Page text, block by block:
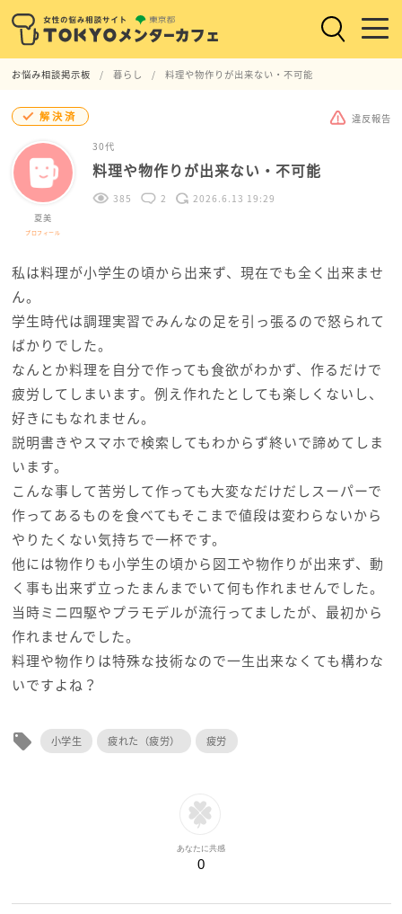
お悩み相談掲示板 暮らし 料理や物作りが出来ない・不可能
解決済 違反報告
夏美
プロフィール
30代
料理や物作りが出来ない・不可能
385 2 2026.6.13 19:29
私は料理が小学生の頃から出来ず、現在でも全く出来ませ
ん。
学生時代は調理実習でみんなの足を引っ張るので怒られて
ばかりでした。
なんとか料理を自分で作っても食欲がわかず、作るだけで
疲労してしまいます。例え作れたとしても楽しくないし、
好きにもなれません。
説明書きやスマホで検索してもわからず終いで諦めてしま
います。
こんな事して苦労して作っても大変なだけだしスーパーで
作ってあるものを食べてもそこまで値段は変わらないから
やりたくない気持ちで一杯です。
他には物作りも小学生の頃から図工や物作りが出来ず、動
く事も出来ず立ったまんまでいて何も作れませんでした。
当時ミニ四駆やプラモデルが流行ってましたが、最初から
作れませんでした。
料理や物作りは特殊な技術なので一生出来なくても構わな
いですよね？
local_offer 小学生 疲れた（疲労） 疲労
あなたに共感
0